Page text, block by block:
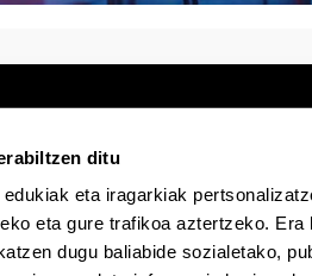
ditu
eta iragarkiak
eta gure trafikoa aztertzeko. Era
dugu baliabide sozialetako,
Egoitza elektronikoa